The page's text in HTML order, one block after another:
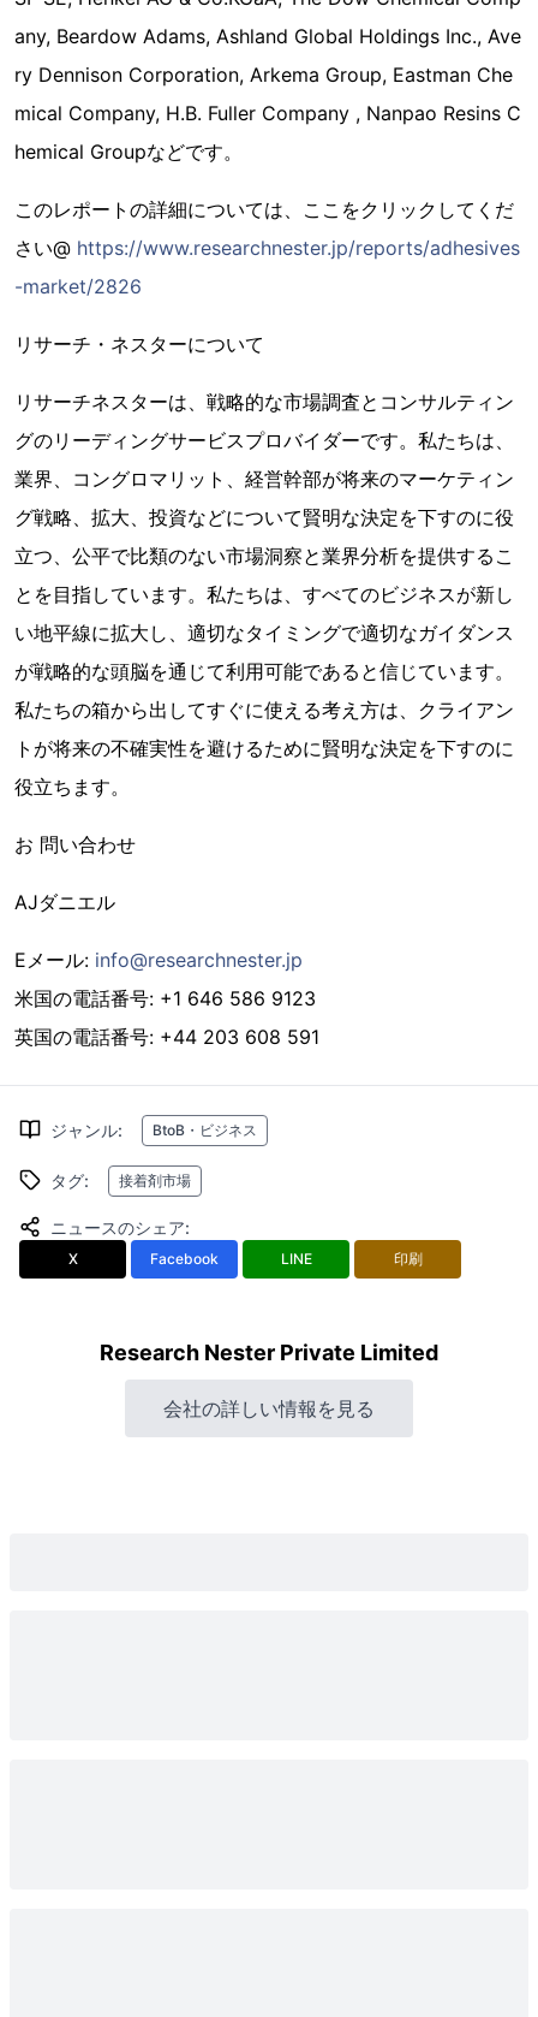
any, Beardow Adams, Ashland Global Holdings Inc., Ave
ry Dennison Corporation, Arkema Group, Eastman Che
mical Company, H.B. Fuller Company , Nanpao Resins C
hemical Groupなどです。
このレポートの詳細については、ここをクリックしてくだ
さい@ https://www.researchnester.jp/reports/adhesives
-market/2826
リサーチ・ネスターについて
リサーチネスターは、戦略的な市場調査とコンサルティン
グのリーディングサービスプロバイダーです。私たちは、
業界、コングロマリット、経営幹部が将来のマーケティン
グ戦略、拡大、投資などについて賢明な決定を下すのに役
立つ、公平で比類のない市場洞察と業界分析を提供するこ
とを目指しています。私たちは、すべてのビジネスが新し
い地平線に拡大し、適切なタイミングで適切なガイダンス
が戦略的な頭脳を通じて利用可能であると信じています。
私たちの箱から出してすぐに使える考え方は、クライアン
トが将来の不確実性を避けるために賢明な決定を下すのに
役立ちます。
お 問い合わせ
AJダニエル
Eメール: info@researchnester.jp
米国の電話番号: +1 646 586 9123
英国の電話番号: +44 203 608 591
ジャンル: BtoB・ビジネス
タグ: 接着剤市場
ニュースのシェア:
X Facebook LINE 印刷
Research Nester Private Limited
会社の詳しい情報を見る